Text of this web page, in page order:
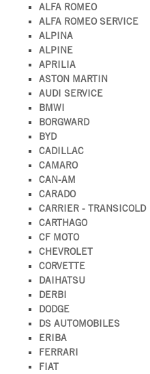
ALFA ROMEO
ALFA ROMEO SERVICE
ALPINA
ALPINE
APRILIA
ASTON MARTIN
AUDI SERVICE
BMWI
BORGWARD
BYD
CADILLAC
CAMARO
CAN-AM
CARADO
CARRIER - TRANSICOLD
CARTHAGO
CF MOTO
CHEVROLET
CORVETTE
DAIHATSU
DERBI
DODGE
DS AUTOMOBILES
ERIBA
FERRARI
FIAT